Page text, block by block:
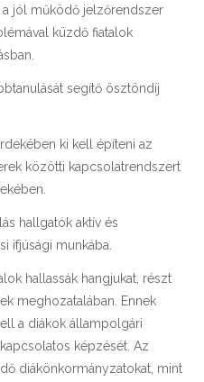
jól működő jelzőrendszer
küzdő fiatalok
segítő ösztöndíj
ki kell építeni az
közötti kapcsolatrendszert
hallgatók aktív és
ifjúsági munkába.
hallassák hangjukat, részt
meghozatalában. Ennek
a diákok állampolgári
képzését. Az
diákönkormányzatokat, mint